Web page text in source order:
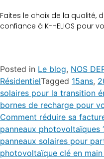
Faites le choix de la qualité,
confiance à K-HELIOS pour
Posted in Le blog, NOS
RésidentielTagged 15ans,
solaires pour la transition
bornes de recharge pour
Comment réduire sa
panneaux photovoltaïques
panneaux solaires pour
photovoltaïque clé en